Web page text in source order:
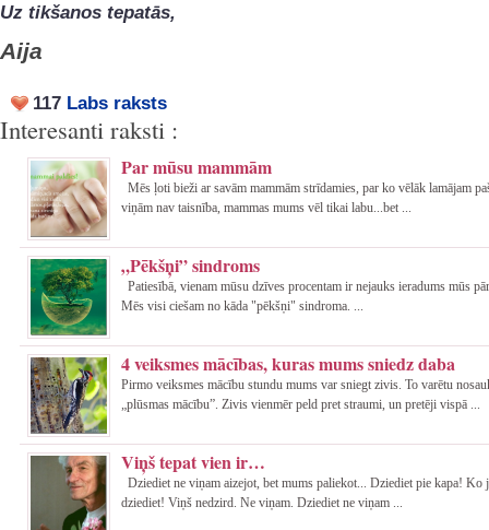
Uz tikšanos tepatās,
Aija
117 Labs raksts
Interesanti raksti :
Par mūsu mammām
Mēs ļoti bieži ar savām mammām strīdamies, par ko vēlāk lamājam
viņām nav taisnība, mammas mums vēl tikai labu...bet ...
„Pēkšņi” sindroms
Patiesībā, vienam mūsu dzīves procentam ir nejauks ieradums mūs
Mēs visi ciešam no kāda "pēkšņi" sindroma. ...
4 veiksmes mācības, kuras mums sniedz daba
Pirmo veiksmes mācību stundu mums var sniegt zivis. To varētu
„plūsmas mācību”. Zivis vienmēr peld pret straumi, un pretēji vispā ...
Viņš tepat vien ir…
Dziediet ne viņam aizejot, bet mums paliekot... Dziediet pie kapa! Ko
dziediet! Viņš nedzird. Ne viņam. Dziediet ne viņam ...